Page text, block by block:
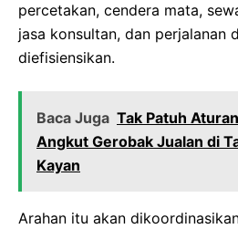
percetakan, cendera mata,
jasa konsultan, dan perjalanan
diefisiensikan.
Baca Juga Tak Patuh
Angkut Gerobak Jualan di
Kayan
Arahan itu akan